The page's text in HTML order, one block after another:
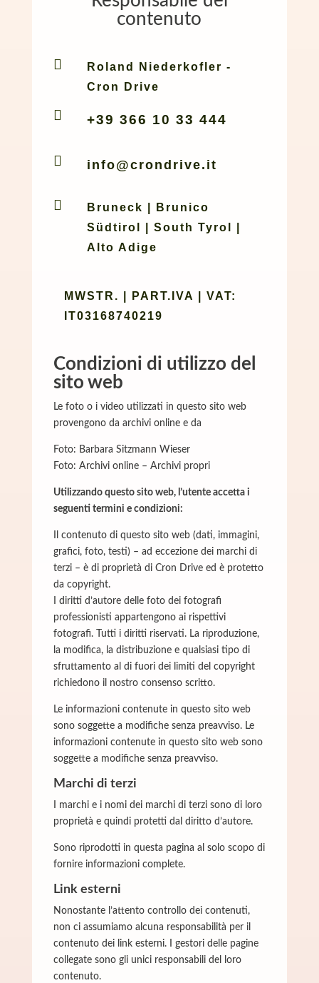
contenuto

Roland Niederkofler -
Cron Drive
 +39 366 10 33 444
 info@crondrive.it

Bruneck | Brunico
Südtirol | South Tyrol |
Alto Adige
MWSTR. | PART.IVA | VAT:
IT03168740219
Condizioni di utilizzo del
sito web
Le foto o i video utilizzati in questo sito web
provengono da archivi online e da
Foto: Barbara Sitzmann Wieser
Foto: Archivi online – Archivi propri
Utilizzando questo sito web, l’utente accetta i
seguenti termini e condizioni:
Il contenuto di questo sito web (dati, immagini,
grafici, foto, testi) – ad eccezione dei marchi di
terzi – è di proprietà di Cron Drive ed è protetto
da copyright.
I diritti d’autore delle foto dei fotografi
professionisti appartengono ai rispettivi
fotografi. Tutti i diritti riservati. La riproduzione,
la modifica, la distribuzione e qualsiasi tipo di
sfruttamento al di fuori dei limiti del copyright
richiedono il nostro consenso scritto.
Le informazioni contenute in questo sito web
sono soggette a modifiche senza preavviso. Le
informazioni contenute in questo sito web sono
soggette a modifiche senza preavviso.
Marchi di terzi
I marchi e i nomi dei marchi di terzi sono di loro
proprietà e quindi protetti dal diritto d’autore.
Sono riprodotti in questa pagina al solo scopo di
fornire informazioni complete.
Link esterni
Nonostante l’attento controllo dei contenuti,
non ci assumiamo alcuna responsabilità per il
contenuto dei link esterni. I gestori delle pagine
collegate sono gli unici responsabili del loro
contenuto.